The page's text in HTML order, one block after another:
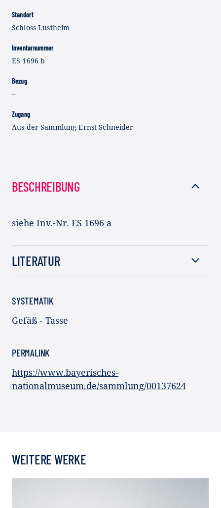
Standort
Schloss Lustheim
Inventarnummer
ES 1696 b
Bezug
–
Zugang
Aus der Sammlung Ernst Schneider
BESCHREIBUNG
siehe Inv.-Nr. ES 1696 a
LITERATUR
SYSTEMATIK
Gefäß - Tasse
PERMALINK
https://www.bayerisches-
nationalmuseum.de/sammlung/00137624
WEITERE WERKE